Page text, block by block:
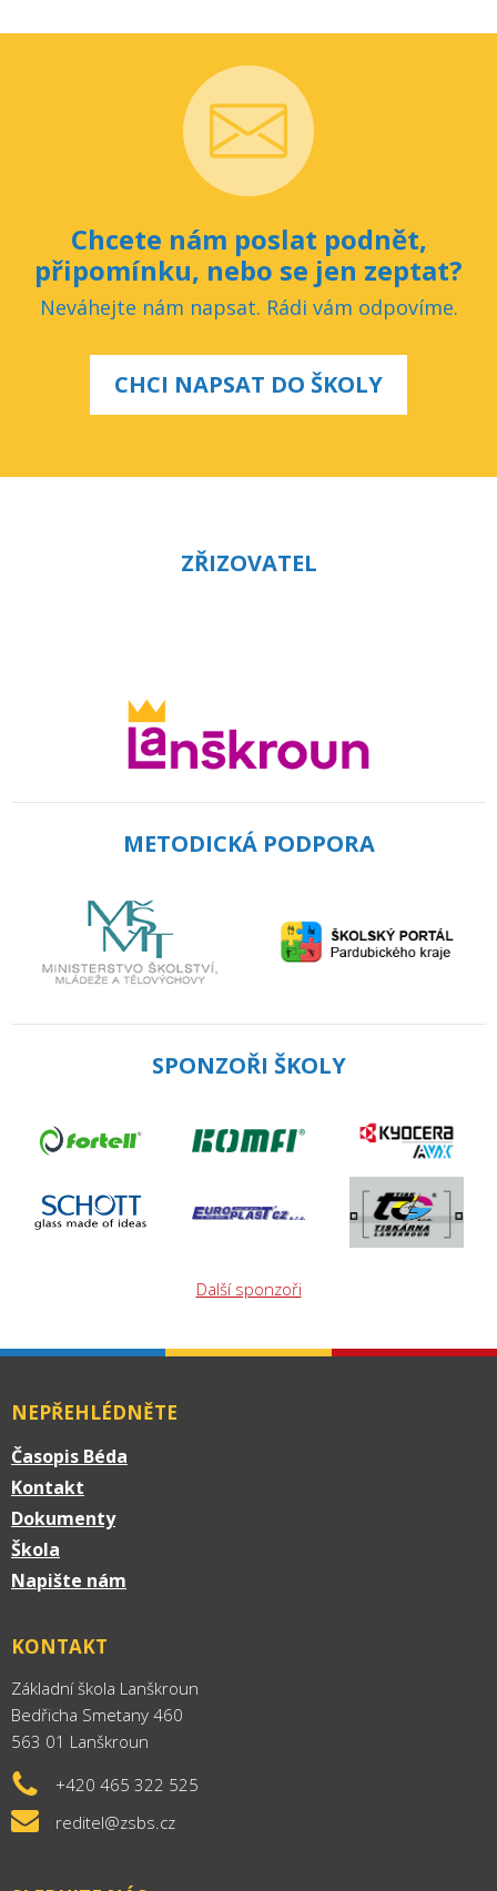
Chcete nám poslat podnět,
připomínku, nebo se jen zeptat?
Neváhejte nám napsat. Rádi vám odpovíme.
CHCI NAPSAT DO ŠKOLY
ZŘIZOVATEL
METODICKÁ PODPORA
SPONZOŘI ŠKOLY
Další sponzoři
NEPŘEHLÉDNĚTE
Časopis Béda
Kontakt
Dokumenty
Škola
Napište nám
KONTAKT
Základní škola Lanškroun
Bedřicha Smetany 460
563 01 Lanškroun
+420 465 322 525
reditel@zsbs.cz